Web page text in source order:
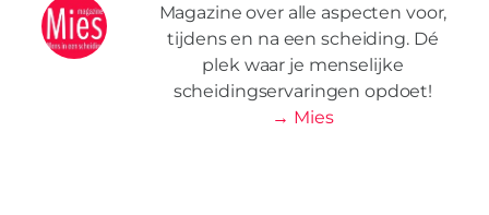
Magazine over alle aspecten voor,
tijdens en na een scheiding. Dé
plek waar je menselijke
scheidingservaringen opdoet!
→ Mies